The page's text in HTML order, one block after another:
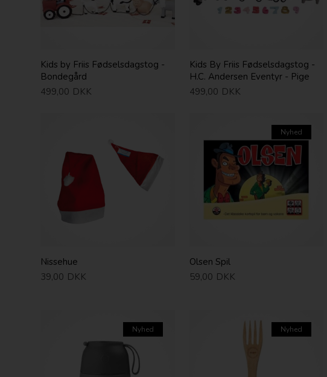
Kids by Friis Fødselsdagstog -
Bondegård
499,00 DKK
Kids By Friis Fødselsdagstog -
H.C. Andersen Eventyr - Pige
499,00 DKK
Nissehue
39,00 DKK
Nyhed
Olsen Spil
59,00 DKK
Nyhed Nyhed